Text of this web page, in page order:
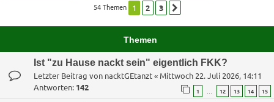
54 Themen 1 2 3
Themen
Ist "zu Hause nackt sein" eigentlich FKK?
Letzter Beitrag von nacktGEtanzt« Mittwoch 22. Juli 2026, 14:11
Antworten: 142 1 … 12 13 14 15